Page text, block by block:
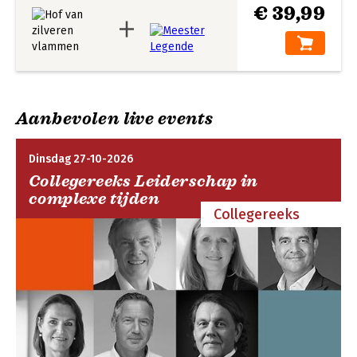
€ 39,99
Aanbevolen live events
Dinsdag 27-10-2026
Collegereeks Leiderschap in
complexe tijden
Collegereeks